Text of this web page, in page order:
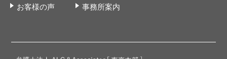
お客様の声
事務所案内